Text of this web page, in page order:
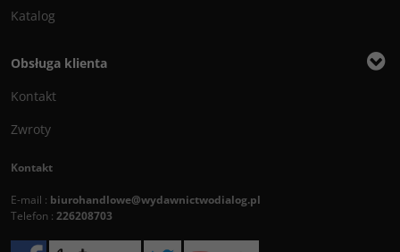
Katalog
Obsługa klienta
Kontakt
Zwroty
Kontakt
E-mail : biurohandlowe@wydawnictwodialog.pl
Telefon : 226208703